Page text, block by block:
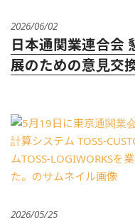
2026/06/02
日本通関業連合会
展のための意見交
2026/05/25